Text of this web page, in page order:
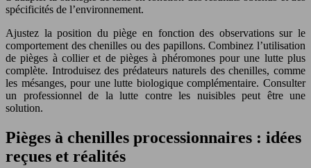
spécificités de l’environnement.
Ajustez la position du piège en fonction des observations sur le
comportement des chenilles ou des papillons. Combinez l’utilisation
de pièges à collier et de pièges à phéromones pour une lutte plus
complète. Introduisez des prédateurs naturels des chenilles, comme
les mésanges, pour une lutte biologique complémentaire. Consulter
un professionnel de la lutte contre les nuisibles peut être une
solution.
Pièges à chenilles processionnaires : idées
reçues et réalités